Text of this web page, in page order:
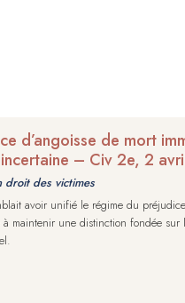
d’angoisse de mort
– Civ 2e, 2
droit des victimes
avoir unifié le régime du
maintenir une distinction fondée